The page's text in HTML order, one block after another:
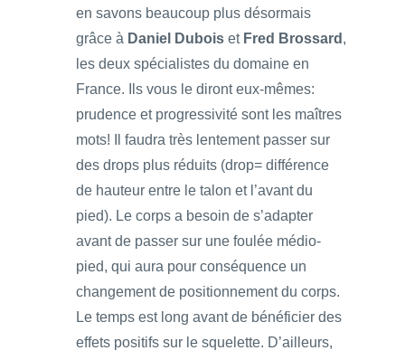
en savons beaucoup plus désormais
grâce à Daniel Dubois etFred Brossard ,
les deux spécialistes du domaine en
France. Ils vous le diront eux-mêmes:
prudence et progressivité sont les maîtres
mots! Il faudra très lentement passer sur
des drops plus réduits (drop= différence
de hauteur entre le talon et l’avant du
pied). Le corps a besoin de s’adapter
avant de passer sur une foulée médio-
pied, qui aura pour conséquence un
changement de positionnement du corps.
Le temps est long avant de bénéficier des
effets positifs sur le squelette. D’ailleurs,